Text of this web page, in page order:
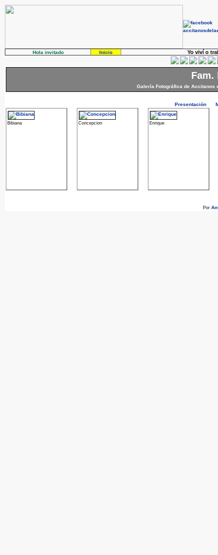
Hola invitado Inicio Yo viví o
Fam.
Galería Fotográfica de Accitanos
Presentación
Bibiana Concepcion Enrique
Por